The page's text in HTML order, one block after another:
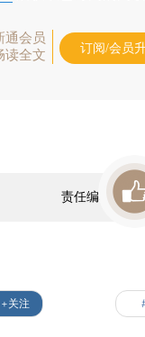
通会员
读全文
订阅/会员
责任编辑：于
+关注